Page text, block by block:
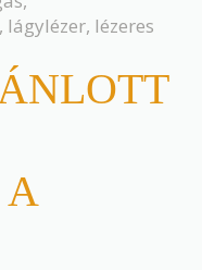
, lágylézer, lézeres
A